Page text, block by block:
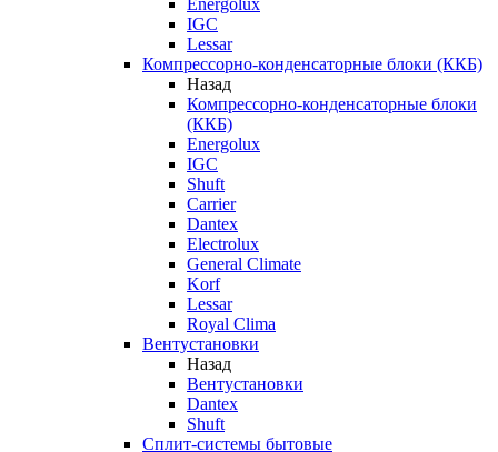
Energolux
IGC
Lessar
Компрессорно-конденсаторные блоки (ККБ)
Назад
Компрессорно-конденсаторные блоки
(ККБ)
Energolux
IGC
Shuft
Carrier
Dantex
Electrolux
General Climate
Korf
Lessar
Royal Clima
Вентустановки
Назад
Вентустановки
Dantex
Shuft
Сплит-системы бытовые